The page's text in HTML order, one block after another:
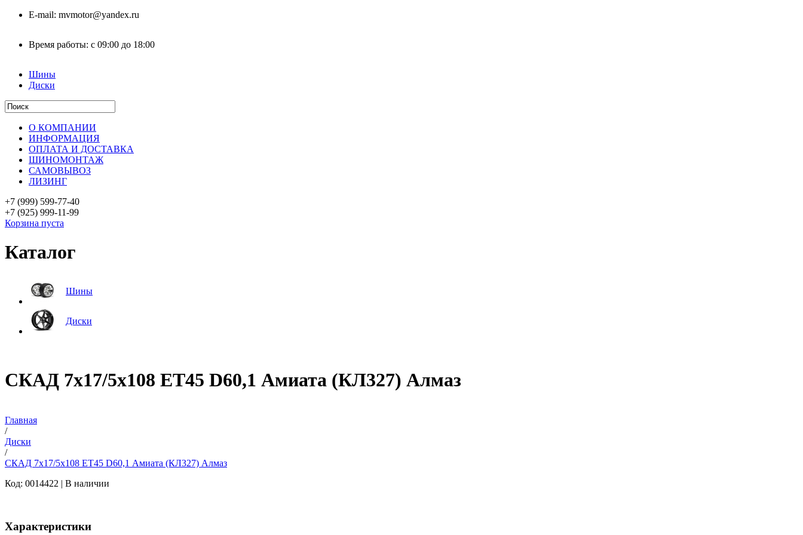
E-mail: mvmotor@yandex.ru
Время работы: с 09:00 до 18:00
Шины
Диски
О КОМПАНИИ
ИНФОРМАЦИЯ
ОПЛАТА И ДОСТАВКА
ШИНОМОНТАЖ
САМОВЫВОЗ
ЛИЗИНГ
+7 (999) 599-77-40
+7 (925) 999-11-99
Корзина пуста
Каталог
Шины
Диски
СКАД 7x17/5x108 ET45 D60,1 Амиата (КЛ327) Алмаз
Главная
/
Диски
/
СКАД 7x17/5x108 ET45 D60,1 Амиата (КЛ327) Алмаз
Код: 0014422 | В наличии
Характеристики